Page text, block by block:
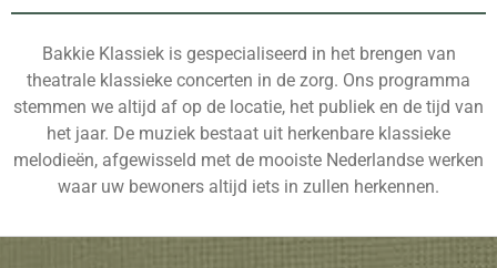
Bakkie Klassiekis gespecialiseerd in het brengen van
theatrale klassieke concerten in de zorg. Ons programma
stemmen we altijd af op de locatie, het publiek en de tijd van
het jaar. De muziek bestaat uit herkenbare klassieke
melodieën, afgewisseld met de mooiste Nederlandse werken
waar uw bewoners altijd iets in zullen herkennen.